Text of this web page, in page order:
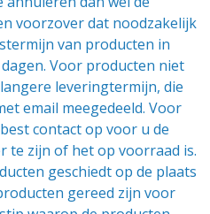
voorzover dat noodzakelijk
van producten in
Voor producten niet
leveringtermijn, die
email meegedeeld. Voor
contact op voor u de
te zijn of het op voorraad is.
geschiedt op de plaats
gereed zijn voor